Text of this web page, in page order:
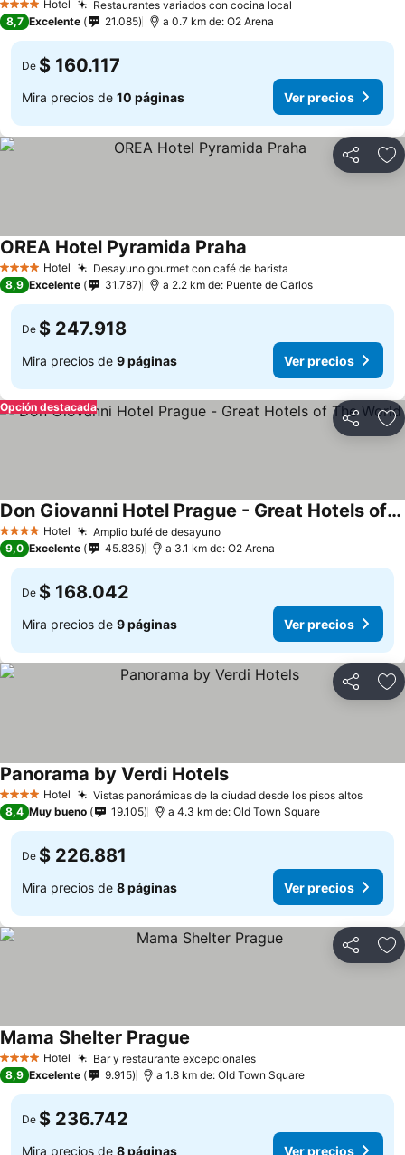
4 EstrellasHotel Restaurantes variados con cocina local
8,7 Excelente 21.085 a 0.7 km de: O2 Arena
De $ 160.117
Mira precios de 10 páginas Ver precios
Compartir
4 EstrellasHotel Desayuno gourmet con café de barista
OREA Hotel Pyramida Praha
8,9 Excelente 31.787 a 2.2 km de: Puente de Carlos
De $ 247.918
Mira precios de 9 páginas Ver precios
Compartir
Opción destacada
4 EstrellasHotel Amplio bufé de desayunoVer precios
Don Giovanni Hotel Prague - Great Hotels of The World
Ver precios
9,0 Excelente 45.835 a 3.1 km de: O2 Arena
De $ 168.042
Mira precios de 9 páginas Ver precios
Compartir
4 EstrellasHotel Vistas panorámicas de la ciudad desde los pisos altosVer
Panorama by Verdi HotelsVer precios
8,4 Muy bueno 19.105 a 4.3 km de: Old Town Square
De $ 226.881
Mira precios de 8 páginas Ver precios
Compartir
4 EstrellasHotel Bar y restaurante excepcionalesVer precios
Mama Shelter Prague
8,9 Excelente 9.915 a 1.8 km de: Old Town Square
De $ 236.742
Mira precios de 8 páginas Ver precios